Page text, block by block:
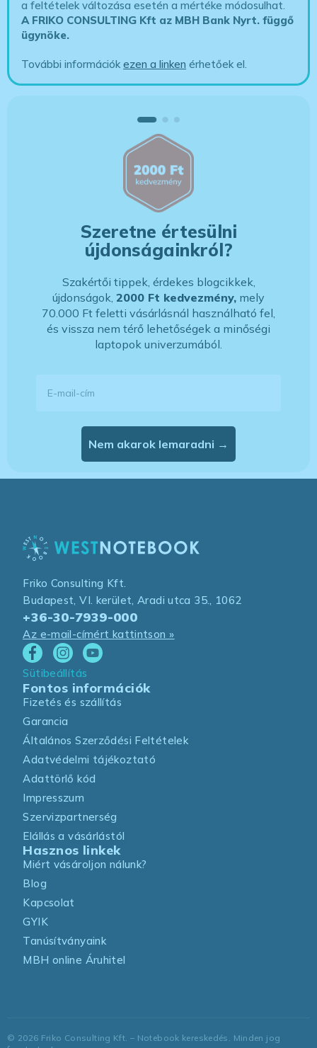
a feltételek változása esetén a mértéke módosulhat.
A FRIKO CONSULTING Kft az MBH Bank Nyrt. függő
ügynöke.
További információkezen a linken érhetőek el.
Szeretne értesülni
újdonságainkról?
Szakértői tippek, érdekes blogcikkek,
újdonságok, 2000 Ft kedvezmény, mely
70.000 Ft feletti vásárlásnál használható fel,
és vissza nem térő lehetőségek a minőségi
laptopok univerzumából.
Nem akarok lemaradni →
Friko Consulting Kft.
Budapest, VI. kerület, Aradi utca 35., 1062
+36-30-7939-000
Az e-mail-címért kattintson »
Sütibeállítás
Fontos információk
Fizetés és szállítás
Garancia
Általános Szerződési Feltételek
Adatvédelmi tájékoztató
Adattörlő kód
Impresszum
Szervizpartnerség
Elállás a vásárlástól
Hasznos linkek
Miért vásároljon nálunk?
Blog
Kapcsolat
GYIK
Tanúsítványaink
MBH online Áruhitel
© 2026 Friko Consulting Kft. – Notebook kereskedés. Minden jog